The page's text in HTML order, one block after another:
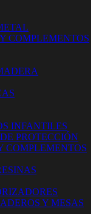
COMPLEMENTOS
INFANTILES
PROTECCIÓN
COMPLEMENTOS
Y MESAS